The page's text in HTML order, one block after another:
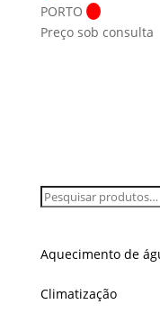
PORTO
Preço sob consulta
Aquecimento de
Climatização